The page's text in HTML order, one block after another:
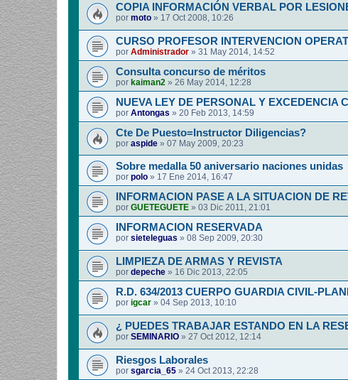
COPIA INFORMACIÓN VERBAL POR
por moto » 17 Oct 2008, 10:26
CURSO PROFESOR INTERVENCION
por Administrador » 31 May 2014, 14:52
Consulta concurso de méritos
por kaiman2 » 26 May 2014, 12:28
NUEVA LEY DE PERSONAL Y EXCEDENCIA
por Antongas » 20 Feb 2013, 14:59
Cte De Puesto=Instructor Diligencias?
por aspide » 07 May 2009, 20:23
Sobre medalla 50 aniversario naciones unidas
por polo » 17 Ene 2014, 16:47
INFORMACION PASE A LA SITUACION DE
por GUETEGUETE » 03 Dic 2011, 21:01
INFORMACION RESERVADA
por sieteleguas » 08 Sep 2009, 20:30
LIMPIEZA DE ARMAS Y REVISTA
por depeche » 16 Dic 2013, 22:05
R.D. 634/2013 CUERPO GUARDIA CIVIL-
por igcar » 04 Sep 2013, 10:10
¿ PUEDES TRABAJAR ESTANDO EN LA
por SEMINARIO » 27 Oct 2012, 12:14
Riesgos Laborales
por sgarcia_65 » 24 Oct 2013, 22:28